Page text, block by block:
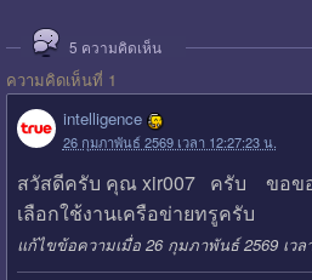
5 ความคิดเห็น
ความคิดเห็นที่ 1
intelligence
26 กุมภาพันธ์ 2569 เวลา 12:27:23 น.
สวัสดีครับ คุณ xir007 ครับ ขอข
เลือกใช้งานเครือข่ายทรูครับ
แก้ไขข้อความเมื่อ 26 กุมภาพันธ์ 2569 เวล